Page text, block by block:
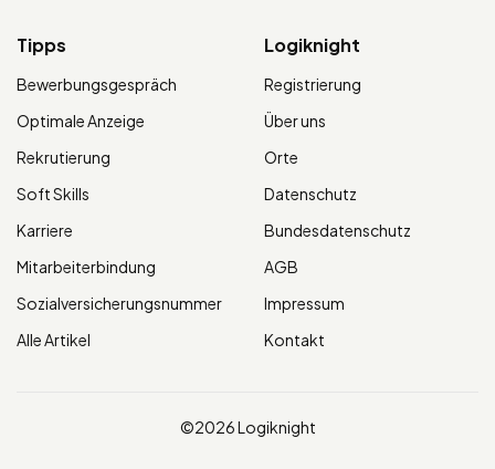
Tipps
Bewerbungsgespräch
Optimale Anzeige
Rekrutierung
Soft Skills
Karriere
Mitarbeiterbindung
Sozialversicherungsnummer
Alle Artikel
Logiknight
Registrierung
Über uns
Orte
Datenschutz
Bundesdatenschutz
AGB
Impressum
Kontakt
©2026 Logiknight